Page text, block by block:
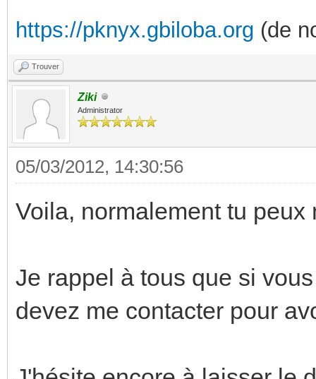
https://pknyx.gbiloba.org (de
Trouver
Ziki
Administrator
05/03/2012, 14:30:56
Voila, normalement tu peux
Je rappel à tous que si
devez me contacter pour